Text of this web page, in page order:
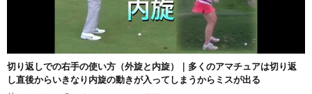
切り返しでの右手の使い方（外旋と内旋）｜多くのアマチュアは切り返
し直後からいきなり内旋の動きが入ってしまうからミスが出る